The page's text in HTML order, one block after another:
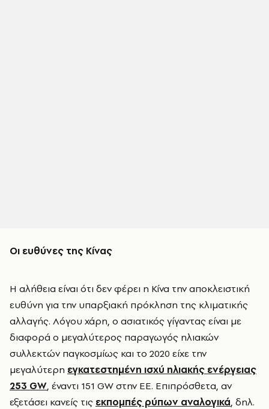
Οι ευθύνες της Κίνας
Η αλήθεια είναι ότι δεν φέρει η Κίνα την αποκλειστική
ευθύνη για την υπαρξιακή πρόκληση της κλιματικής
αλλαγής. Λόγου χάρη, ο ασιατικός γίγαντας είναι με
διαφορά ο μεγαλύτερος παραγωγός ηλιακών
συλλεκτών παγκοσμίως και το 2020 είχε την
μεγαλύτερη εγκατεστημένη ισχύ ηλιακής ενέργειας
253 GW, έναντι 151 GW στην ΕΕ. Επιπρόσθετα, αν
εξετάσει κανείς τις εκπομπές ρύπων αναλογικά, δηλ.